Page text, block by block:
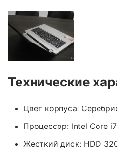
Технические
Цвет корпуса:
Процессор: Intel Core
Жесткий диск: HDD